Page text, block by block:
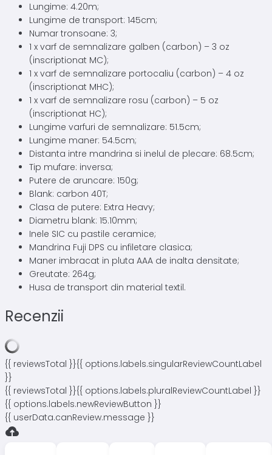
Lungime: 4.20m;
Lungime de transport: 145cm;
Numar tronsoane: 3;
1 x varf de semnalizare galben (carbon) – 3 oz
(inscriptionat MC);
1 x varf de semnalizare portocaliu (carbon) – 4 oz
(inscriptionat MHC);
1 x varf de semnalizare rosu (carbon) – 5 oz
(inscriptionat HC);
Lungime varfuri de semnalizare: 51.5cm;
Lungime maner: 54.5cm;
Distanta intre mandrina si inelul de plecare: 68.5cm;
Tip mufare: inversa;
Putere de aruncare: 150g;
Blank: carbon 40T;
Clasa de putere: Extra Heavy;
Diametru blank: 15.10mm;
Inele SIC cu pastile ceramice;
Mandrina Fuji DPS cu infiletare clasica;
Maner imbracat in pluta AAA de inalta densitate;
Greutate: 264g;
Husa de transport din material textil.
Recenzii
{{ reviewsTotal }}{{ options.labels.singularReviewCountLabel
}}
{{ reviewsTotal }}{{ options.labels.pluralReviewCountLabel }}
{{ options.labels.newReviewButton }}
{{ userData.canReview.message }}